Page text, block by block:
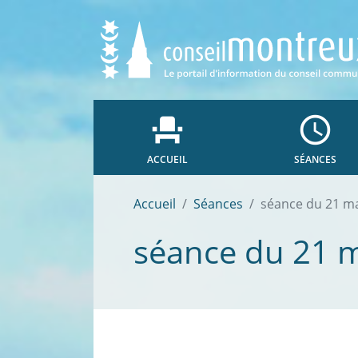
event_seat
ACCUEIL
access_time
SÉANCES
Accueil Séances séance du 21
séance du 21